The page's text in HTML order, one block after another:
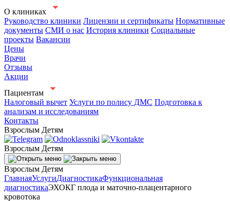
О клиниках
Руководство клиники Лицензии и сертификаты Нормативные
документы СМИ о нас История клиники Социальные
проекты Вакансии
Цены
Врачи
Отзывы
Акции
Пациентам
Налоговый вычет Услуги по полису ДМС Подготовка к
анализам и исследованиям
Контакты
Взрослым Детям
Взрослым Детям
Взрослым Детям
ГлавнаяУслугиДиагностикаФункциональная
диагностикаЭХОКГ плода и маточно-плацентарного
кровотока